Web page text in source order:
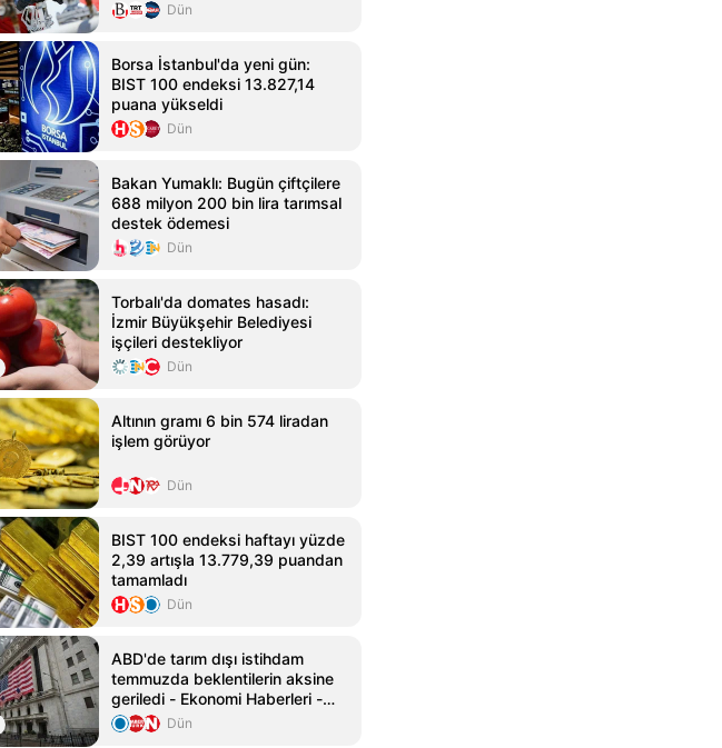
Dün
Borsa İstanbul'da yeni gün:
BIST 100 endeksi 13.827,14
puana yükseldi
Dün
Bakan Yumaklı: Bugün çiftçilere
688 milyon 200 bin lira tarımsal
destek ödemesi
Dün
Torbalı'da domates hasadı:
İzmir Büyükşehir Belediyesi
işçileri destekliyor
Dün
Altının gramı 6 bin 574 liradan
işlem görüyor
Dün
BIST 100 endeksi haftayı yüzde
2,39 artışla 13.779,39 puandan
tamamladı
Dün
ABD'de tarım dışı istihdam
temmuzda beklentilerin aksine
geriledi - Ekonomi Haberleri -
Habertürk
Dün